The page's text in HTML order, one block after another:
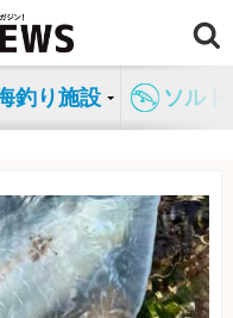
釣り施設 ソル